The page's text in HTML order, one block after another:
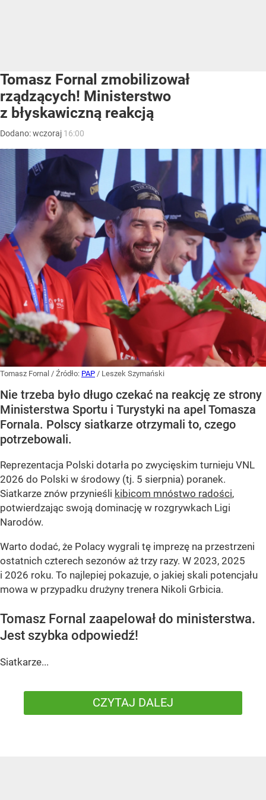
Tomasz Fornal zmobilizował
rządzących! Ministerstwo
z błyskawiczną reakcją
Dodano:wczoraj 16:00
Tomasz Fornal / Źródło: PAP / Leszek Szymański
Nie trzeba było długo czekać na reakcję ze strony
Ministerstwa Sportu i Turystyki na apel Tomasza
Fornala. Polscy siatkarze otrzymali to, czego
potrzebowali.
Reprezentacja Polski dotarła po zwycięskim turnieju VNL
2026 do Polski w środowy (tj. 5 sierpnia) poranek.
Siatkarze znów przynieśli kibicom mnóstwo radości,
potwierdzając swoją dominację w rozgrywkach Ligi
Narodów.
Warto dodać, że Polacy wygrali tę imprezę na przestrzeni
ostatnich czterech sezonów aż trzy razy. W 2023, 2025
i 2026 roku. To najlepiej pokazuje, o jakiej skali potencjału
mowa w przypadku drużyny trenera Nikoli Grbicia.
Tomasz Fornal zaapelował do ministerstwa.
Jest szybka odpowiedź!
Siatkarze...
CZYTAJ DALEJ